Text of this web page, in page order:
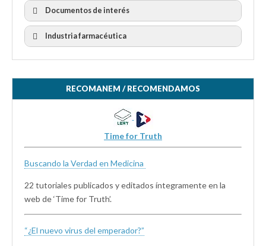
Documentos de interés
Industria farmacéutica
RECOMANEM / RECOMENDAMOS
Time for Truth
Buscando la Verdad en Medicina
22 tutoriales publicados y editados íntegramente en la
web de ‘Time for Truth’.
“¿El nuevo virus del emperador?”